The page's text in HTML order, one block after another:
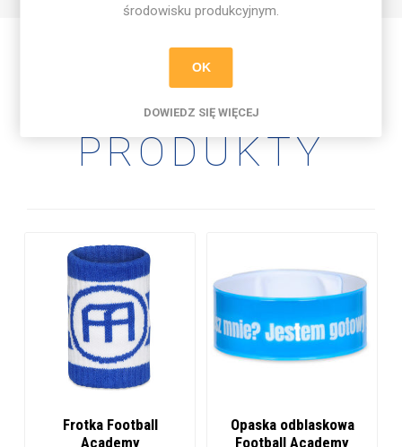
PODOBNE
PRODUKTY
Frotka Football
Academy
Opaska odblaskowa
Football Academy
środowisku produkcyjnym.
OK
DOWIEDZ SIĘ WIĘCEJ